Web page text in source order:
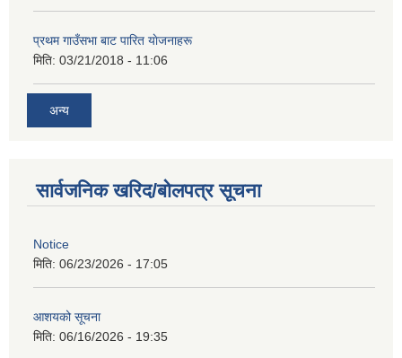
प्रथम गाउँसभा बाट पारित याेजनाहरू
मिति: 03/21/2018 - 11:06
अन्य
सार्वजनिक खरिद/बोलपत्र सूचना
Notice
मिति: 06/23/2026 - 17:05
आशयको सूचना
मिति: 06/16/2026 - 19:35